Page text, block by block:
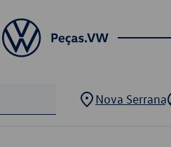
Nova Serrana